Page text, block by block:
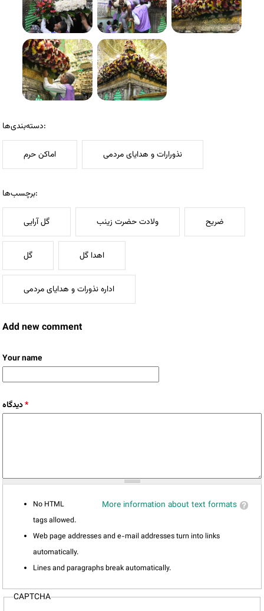
دسته‌بندی‌ها:
اماکن حرم نذورارات و هدایای مردمی
برچسب‌ها:
گل آرایی ولادت حضرت زینب ضریح
گل اهدا گل
اداره نذورات و هدایای مردمی
Add new comment
Your name
دیدگاه*
More information about text formats
No HTML
tags allowed.
Web page addresses and e-mail addresses turn into links
automatically.
Lines and paragraphs break automatically.
CAPTCHA